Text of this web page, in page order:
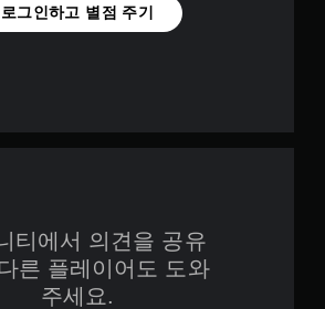
로그인하고 별점 주기
티에서 의견을 공유
른 플레이어도 도와
주세요.